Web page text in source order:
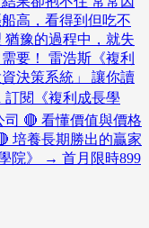
高，看得到但吃不
豫的過程中，就失
要！ 雷浩斯《複利
決策系統」 讓你讀
訂閱《複利成長學
🔴 看懂價值與價格
培養長期勝出的贏家
院》 → 首月限時899